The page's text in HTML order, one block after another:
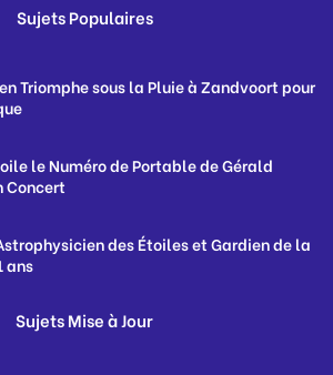
Sujets Populaires
Triomphe sous la Pluie à Zandvoort pour
le Numéro de Portable de Gérald
Concert
des Étoiles et Gardien de la
ans
Sujets Mise à Jour